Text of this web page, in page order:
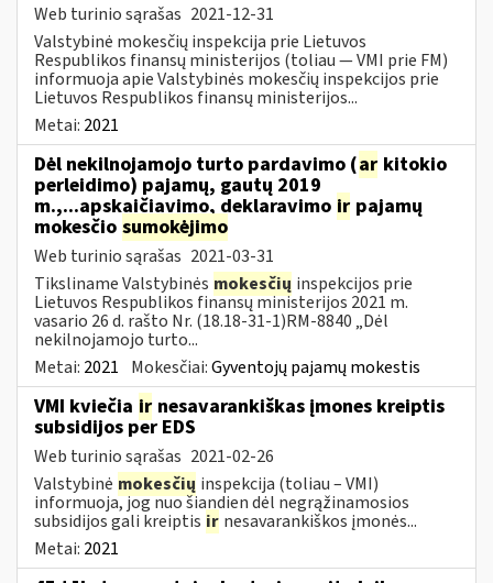
Web turinio sąrašas 2021-12-31
Valstybinė mokesčių inspekcija prie Lietuvos
Respublikos finansų ministerijos (toliau ― VMI prie FM)
informuoja apie Valstybinės mokesčių inspekcijos prie
Lietuvos Respublikos finansų ministerijos...
Metai: 2021
Dėl nekilnojamojo turto pardavimo (ar kitokio
perleidimo) pajamų, gautų 2019
m.,...apskaičiavimo, deklaravimo ir pajamų
mokesčio sumokėjimo
Web turinio sąrašas 2021-03-31
Tiksliname Valstybinės mokesčių inspekcijos prie
Lietuvos Respublikos finansų ministerijos 2021 m.
vasario 26 d. rašto Nr. (18.18-31-1)RM-8840 „Dėl
nekilnojamojo turto...
Metai: 2021 Mokesčiai:Gyventojų pajamų mokestis
VMI kviečia ir nesavarankiškas įmones kreiptis
subsidijos per EDS
Web turinio sąrašas 2021-02-26
Valstybinė mokesčių inspekcija (toliau – VMI)
informuoja, jog nuo šiandien dėl negrąžinamosios
subsidijos gali kreiptis ir nesavarankiškos įmonės...
Metai: 2021